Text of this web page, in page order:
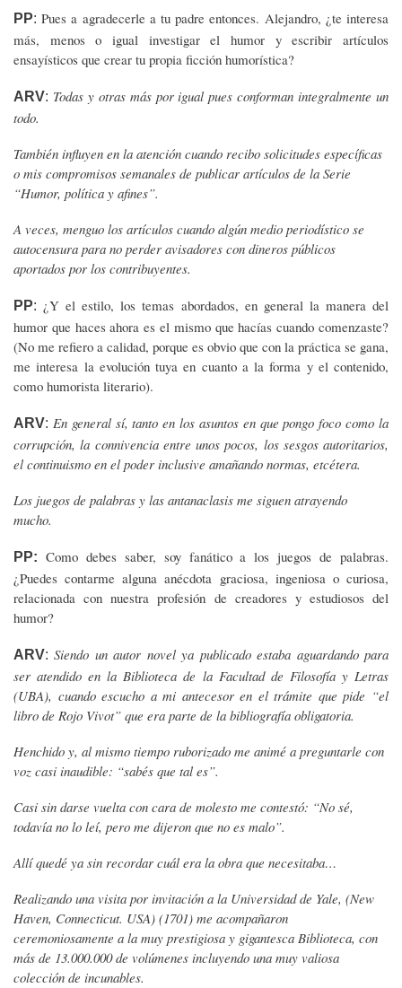
PP:Pues a agradecerle a tu padre entonces. Alejandro, ¿te interesa
más, menos o igual investigar el humor y escribir artículos
ensayísticos que crear tu propia ficción humorística?
ARV: Todas y otras más por igual pues conforman integralmente un
todo.
También influyen en la atención cuando recibo solicitudes específicas
o mis compromisos semanales de publicar artículos de la Serie
“Humor, política y afines”.
A veces, menguo los artículos cuando algún medio periodístico se
autocensura para no perder avisadores con dineros públicos
aportados por los contribuyentes.
PP: ¿Y el estilo, los temas abordados, en general la manera del
humor que haces ahora es el mismo que hacías cuando comenzaste?
(No me refiero a calidad, porque es obvio que con la práctica se gana,
me interesa la evolución tuya en cuanto a la forma y el contenido,
como humorista literario).
ARV: En general sí, tanto en los asuntos en que pongo foco como la
corrupción, la connivencia entre unos pocos, los sesgos autoritarios,
el continuismo en el poder inclusive amañando normas, etcétera.
Los juegos de palabras y las antanaclasis me siguen atrayendo
mucho.
PP: Como debes saber, soy fanático a los juegos de palabras.
¿Puedes contarme alguna anécdota graciosa, ingeniosa o curiosa,
relacionada con nuestra profesión de creadores y estudiosos del
humor?
ARV:Siendo un autor novel ya publicado estaba aguardando para
ser atendido en la Biblioteca de la Facultad de Filosofía y Letras
(UBA), cuando escucho a mi antecesor en el trámite que pide “el
libro de Rojo Vivot” que era parte de la bibliografía obligatoria.
Henchido y, al mismo tiempo ruborizado me animé a preguntarle con
voz casi inaudible: “sabés que tal es”.
Casi sin darse vuelta con cara de molesto me contestó: “No sé,
todavía no lo leí, pero me dijeron que no es malo”.
Allí quedé ya sin recordar cuál era la obra que necesitaba…
Realizando una visita por invitación a la Universidad de Yale, (New
Haven, Connecticut. USA) (1701) me acompañaron
ceremoniosamente a la muy prestigiosa y gigantesca Biblioteca, con
más de 13.000.000 de volúmenes incluyendo una muy valiosa
colección de incunables.